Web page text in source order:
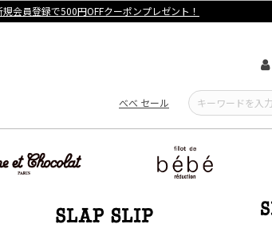
【重要】熊本地震による遅延可能性について
べべ セール